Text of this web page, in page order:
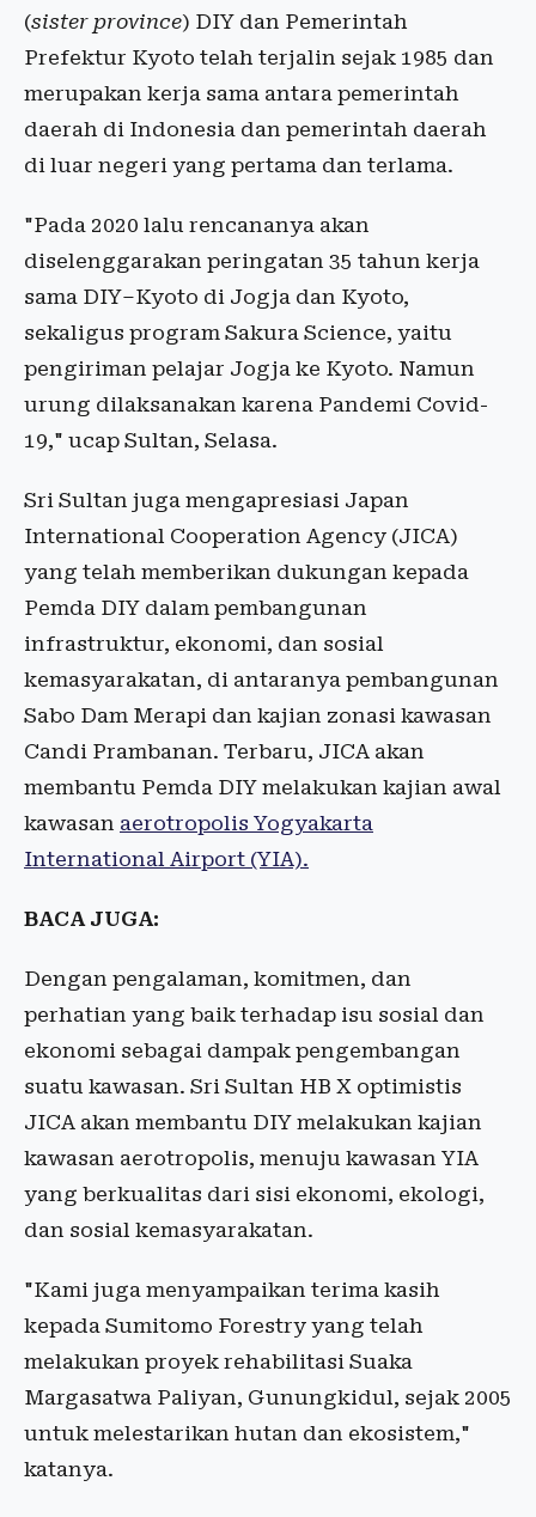
(sister province) DIY dan Pemerintah
Prefektur Kyoto telah terjalin sejak 1985 dan
merupakan kerja sama antara pemerintah
daerah di Indonesia dan pemerintah daerah
di luar negeri yang pertama dan terlama.
"Pada 2020 lalu rencananya akan
diselenggarakan peringatan 35 tahun kerja
sama DIY–Kyoto di Jogja dan Kyoto,
sekaligus program Sakura Science, yaitu
pengiriman pelajar Jogja ke Kyoto. Namun
urung dilaksanakan karena Pandemi Covid-
19," ucap Sultan, Selasa.
Sri Sultan juga mengapresiasi Japan
International Cooperation Agency (JICA)
yang telah memberikan dukungan kepada
Pemda DIY dalam pembangunan
infrastruktur, ekonomi, dan sosial
kemasyarakatan, di antaranya pembangunan
Sabo Dam Merapi dan kajian zonasi kawasan
Candi Prambanan. Terbaru, JICA akan
membantu Pemda DIY melakukan kajian awal
kawasan aerotropolis Yogyakarta
International Airport (YIA).
BACA JUGA:
Dengan pengalaman, komitmen, dan
perhatian yang baik terhadap isu sosial dan
ekonomi sebagai dampak pengembangan
suatu kawasan. Sri Sultan HB X optimistis
JICA akan membantu DIY melakukan kajian
kawasan aerotropolis, menuju kawasan YIA
yang berkualitas dari sisi ekonomi, ekologi,
dan sosial kemasyarakatan.
"Kami juga menyampaikan terima kasih
kepada Sumitomo Forestry yang telah
melakukan proyek rehabilitasi Suaka
Margasatwa Paliyan, Gunungkidul, sejak 2005
untuk melestarikan hutan dan ekosistem,"
katanya.